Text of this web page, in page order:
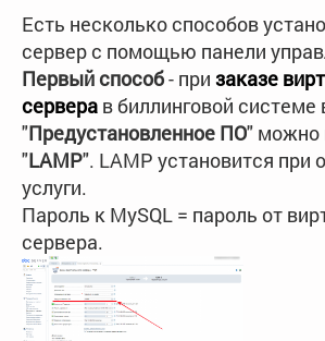
Есть несколько способов
сервер с помощью панели
Первый способ- при заказе
сервера в биллинговой системе
"Предустановленное ПО" можно
"LAMP". LAMP установится при
услуги.
Пароль к MySQL = пароль от
сервера.